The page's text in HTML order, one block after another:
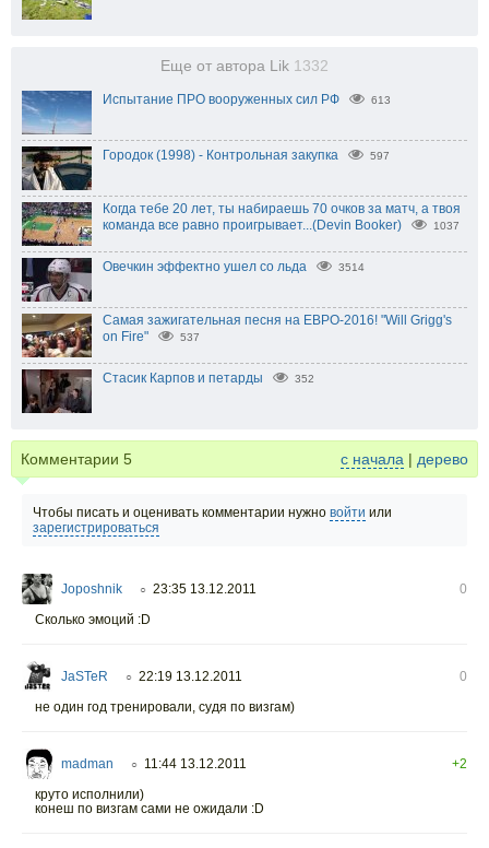
Еще от автора Lik 1332
Испытание ПРО вооруженных сил РФ 613
Городок (1998) - Контрольная закупка 597
Когда тебе 20 лет, ты набираешь 70 очков за матч, а твоя
команда все равно проигрывает...(Devin Booker)
1037
Овечкин эффектно ушел со льда 3514
Самая зажигательная песня на ЕВРО-2016! "Will Grigg's
on Fire"
537
Стасик Карпов и петарды 352
Комментарии 5 с начала | дерево
Чтобы писать и оценивать комментарии нужно войти или
зарегистрироваться
Joposhnik ○ 23:35 13.12.2011
0
Сколько эмоций :D
JaSTeR ○ 22:19 13.12.2011
0
не один год тренировали, судя по визгам)
madman ○ 11:44 13.12.2011
+2
круто исполнили)
конеш по визгам сами не ожидали :D